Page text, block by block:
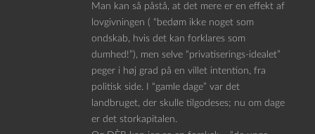
Man kan så påstå, at det mere er en effekt af
lovgivningen ( “bedøm ikke noget som
ondskab, hvis det kan forklares som
dumhed!”), men selve “privatiserings-idealet”
peger i høj grad på en villet intention, fra
politisk side. I “gamle dage” var det
landbruget, der skulle tilgodeses; nu om dage
er det storkapitalen.